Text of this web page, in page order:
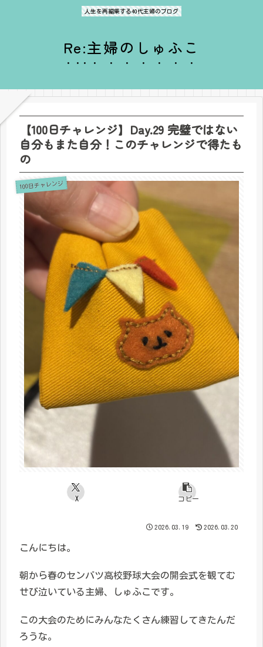
人生を再編集する40代主婦のブログ
Re:主婦のしゅふこ
【100日チャレンジ】Day.29 完璧ではない
自分もまた自分！このチャレンジで得たも
の
100日チャレンジ
X コピー
2026.03.19 2026.03.20
こんにちは。
朝から春のセンバツ高校野球大会の開会式を観てむ
せび泣いている主婦、しゅふこです。
この大会のためにみんなたくさん練習してきたんだ
ろうな。